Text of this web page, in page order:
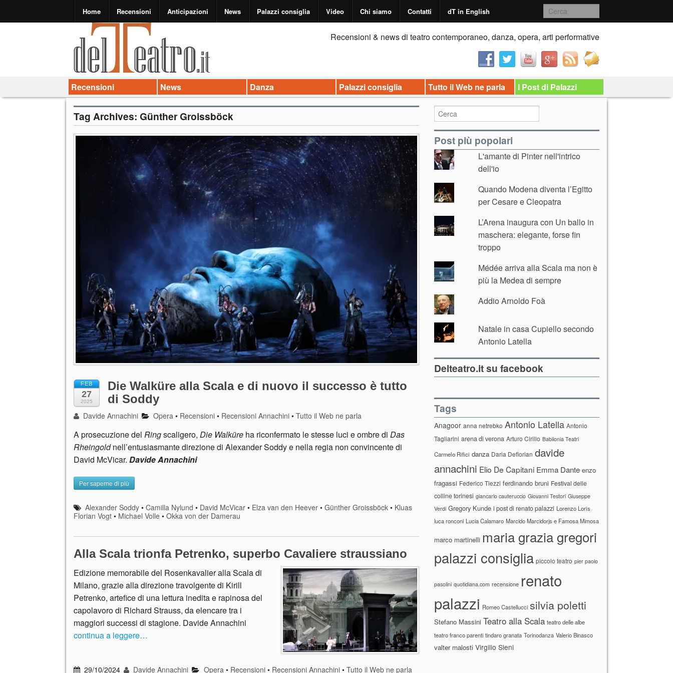
Home Recensioni Anticipazioni News Palazzi consiglia Video Chi siamo Contatti dT in English
Recensioni & news di teatro contemporaneo, danza, opera, arti performative
Recensioni News Danza Palazzi consiglia Tutto il Web ne parla I Post di Palazzi
Tag Archives: Günther Groissböck
FEB
27
2025
Die Walküre alla Scala e di nuovo il successo è tutto
di Soddy
Davide Annachini Opera • Recensioni • Recensioni Annachini •Tutto il Web ne parla
A prosecuzione del Ringscaligero, Die Walküre ha riconfermato le stesse luci e ombre di Das
Rheingoldnell’entusiasmante direzione di Alexander Soddy e nella regia non convincente di
David McVicar. Davide Annachini
Per saperne di più
Alexander Soddy •Camilla Nylund • David McVicar • Elza van den Heever •Günther Groissböck • Kluas
Florian Vogt • Michael Volle • Okka von der Damerau
Alla Scala trionfa Petrenko, superbo Cavaliere straussiano
Edizione memorabile del Rosenkavalier alla Scala di
Milano, grazie alla direzione travolgente di Kirill
Petrenko, artefice di una lettura inedita e rapinosa del
capolavoro di Richard Strauss, da elencare tra i
maggiori successi di stagione. Davide Annachini
continua a leggere…
29/10/2024 Davide Annachini Opera• Recensioni• Recensioni Annachini• Tutto il Web ne parla
Post più popolari
L'amante di Pinter nell'intrico
dell'io
Quando Modena diventa l’Egitto
per Cesare e Cleopatra
L’Arena inaugura con Un ballo in
maschera: elegante, forse fin
troppo
Médée arriva alla Scala ma non è
più la Medea di sempre
Addio Arnoldo Foà
Natale in casa Cupiello secondo
Antonio Latella
Delteatro.it su facebook
Tags
Anagoor anna netrebko Antonio Latella Antonio
Tagliarini arena di verona Arturo Cirillo Babilonia Teatri
Carmelo Rifici danza Daria Deflorian davide
annachini Elio De Capitani Emma Dante enzo
fragassi Federico Tiezzi ferdinando bruni Festival delle
colline torinesi giancarlo cauteruccio Giovanni Testori Giuseppe
Verdi Gregory Kunde i post di renato palazzi Lorenzo Loris
luca ronconi Lucia Calamaro Marcido Marcidorjs e Famosa Mimosa
marco martinelli maria grazia gregori
palazzi consiglia piccolo teatro pier paolo
pasolini quotidiana.com recensione renato
palazzi Romeo Castellucci silvia poletti
Stefano Massini Teatro alla Scala teatro delle albe
teatro franco parenti tindaro granata Torinodanza Valerio Binasco
valter malosti Virgilio Sieni